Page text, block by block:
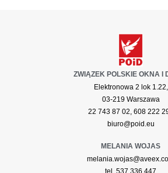
ZWIĄZEK POLSKIE OKNA I
Elektronowa 2 lok 1.22,
03-219 Warszawa
22 743 87 02, 608 222
biuro@poid.eu
MELANIA WOJAS
tel. 537 336 447